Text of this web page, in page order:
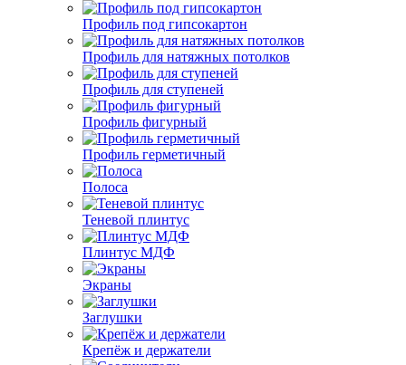
Профиль под гипсокартон
Профиль для натяжных потолков
Профиль для ступеней
Профиль фигурный
Профиль герметичный
Полоса
Теневой плинтус
Плинтус МДФ
Экраны
Заглушки
Крепёж и держатели